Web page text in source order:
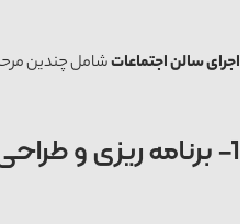
اجرای سالن اجتماعاتشامل چندین
1- برنامه ریزی و طراحی مفهومی